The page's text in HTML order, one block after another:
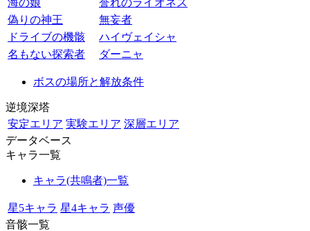
海の娘
誉れのライオネス
偽りの神王
無妄者
ドライブの機骸
ハイヴェイシャ
名もない探索者
ダーニャ
ボスの場所と解放条件
逆境深塔
安定エリア 実験エリア 深層エリア
データベース
キャラ一覧
キャラ(共鳴者)一覧
星5キャラ 星4キャラ 声優
音骸一覧